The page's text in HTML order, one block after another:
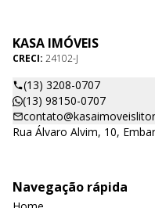
KASA IMÓVEIS
CRECI: 24102-J
(13) 3208-0707
(13) 98150-0707
Rua Álvaro Alvim, 10,
Navegação rápida